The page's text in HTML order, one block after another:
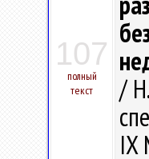
107
полный
текст
/
IX